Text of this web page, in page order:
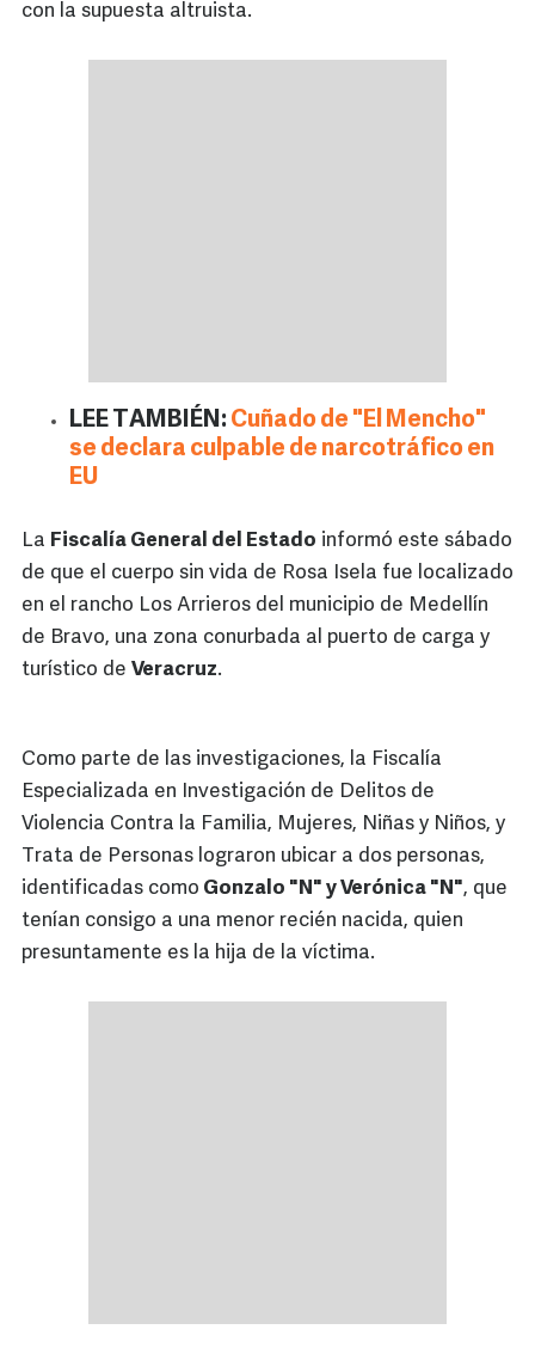
con la supuesta altruista.
LEE TAMBIÉN: Cuñado de "El Mencho"
se declara culpable de narcotráfico en
EU
La Fiscalía General del Estado informó este sábado
de que el cuerpo sin vida de Rosa Isela fue localizado
en el rancho Los Arrieros del municipio de Medellín
de Bravo, una zona conurbada al puerto de carga y
turístico de Veracruz.
Como parte de las investigaciones, la Fiscalía
Especializada en Investigación de Delitos de
Violencia Contra la Familia, Mujeres, Niñas y Niños, y
Trata de Personas lograron ubicar a dos personas,
identificadas como Gonzalo "N" y Verónica "N", que
tenían consigo a una menor recién nacida, quien
presuntamente es la hija de la víctima.